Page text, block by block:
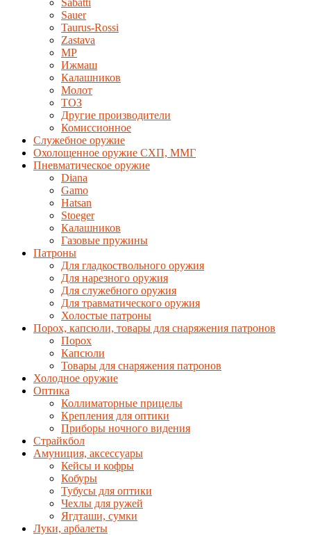
Sabatti
Sauer
Taurus-Rossi
Zastava
MP
Ижмаш
Калашников
Молот
ТОЗ
Другие производители
Комиссионное
Служебное оружие
Охолощенное оружие СХП, ММГ
Пневматическое оружие
Diana
Gamo
Hatsan
Stoeger
Калашников
Газовые пружины
Патроны
Для гладкоствольного оружия
Для нарезного оружия
Для служебного оружия
Для травматического оружия
Холостые патроны
Порох, капсюли, товары для снаряжения патронов
Порох
Капсюли
Товары для снаряжения патронов
Холодное оружие
Оптика
Коллиматорные прицелы
Крепления для оптики
Приборы ночного видения
Страйкбол
Амуниция, аксессуары
Кейсы и кофры
Кобуры
Тубусы для оптики
Чехлы для ружей
Ягдташи, сумки
Луки, арбалеты